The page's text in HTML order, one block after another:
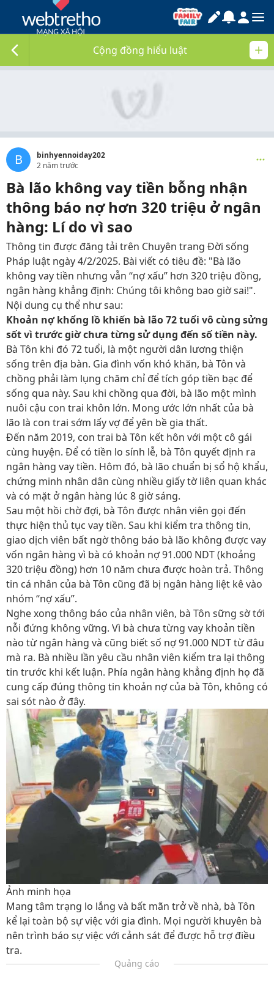
Cộng đồng hiểu luật
B
binhyennoiday202
2 năm trước
Bà lão không vay tiền bỗng nhận
thông báo nợ hơn 320 triệu ở ngân
hàng: Lí do vì sao
Thông tin được đăng tải trên Chuyên trang Đời sống
Pháp luật ngày 4/2/2025. Bài viết có tiêu đề: "Bà lão
không vay tiền nhưng vẫn ‘‘nợ xấu’’ hơn 320 triệu đồng,
ngân hàng khẳng định: Chúng tôi không bao giờ sai!".
Nội dung cụ thể như sau:
Khoản nợ khổng lồ khiến bà lão 72 tuổi vô cùng sửng
sốt vì trước giờ chưa từng sử dụng đến số tiền này.
Bà Tôn khi đó 72 tuổi, là một người dân lương thiện
sống trên địa bàn. Gia đình vốn khó khăn, bà Tôn và
chồng phải làm lụng chăm chỉ để tích góp tiền bạc để
sống qua này. Sau khi chồng qua đời, bà lão một mình
nuôi cậu con trai khôn lớn. Mong ước lớn nhất của bà
lão là con trai sớm lấy vợ để yên bề gia thất.
Đến năm 2019, con trai bà Tôn kết hôn với một cô gái
cùng huyện. Để có tiền lo sính lễ, bà Tôn quyết định ra
ngân hàng vay tiền. Hôm đó, bà lão chuẩn bị sổ hộ khẩu,
chứng minh nhân dân cùng nhiều giấy tờ liên quan khác
và có mặt ở ngân hàng lúc 8 giờ sáng.
Sau một hồi chờ đợi, bà Tôn được nhân viên gọi đến
thực hiện thủ tục vay tiền. Sau khi kiểm tra thông tin,
giao dịch viên bất ngờ thông báo bà lão không được vay
vốn ngân hàng vì bà có khoản nợ 91.000 NDT (khoảng
320 triệu đồng) hơn 10 năm chưa được hoàn trả. Thông
tin cá nhân của bà Tôn cũng đã bị ngân hàng liệt kê vào
nhóm ‘‘nợ xấu’’.
Nghe xong thông báo của nhân viên, bà Tôn sững sờ tới
nỗi đứng không vững. Vì bà chưa từng vay khoản tiền
nào từ ngân hàng và cũng biết số nợ 91.000 NDT từ đâu
mà ra. Bà nhiều lần yêu cầu nhân viên kiểm tra lại thông
tin trước khi kết luận. Phía ngân hàng khẳng định họ đã
cung cấp đúng thông tin khoản nợ của bà Tôn, không có
sai sót nào ở đây.
Ảnh minh họa
Mang tâm trạng lo lắng và bất mãn trở về nhà, bà Tôn
kể lại toàn bộ sự việc với gia đình. Mọi người khuyên bà
nên trình báo sự việc với cảnh sát để được hỗ trợ điều
tra.
Quảng cáo